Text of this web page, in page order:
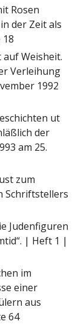
Rosen
der Zeit als
auf Weisheit.
Verleihung
1992
ut
der
am 25.
zum
Schriftstellers
Judenfiguren
| Heft 1 |
im
einer
aus
64